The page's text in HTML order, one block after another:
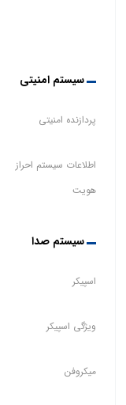
سیستم امنیتی
پردازنده امنیتی
اطلاعات سیستم احراز
هویت
سیستم صدا
اسپیکر
ویژگی اسپیکر
میکروفن